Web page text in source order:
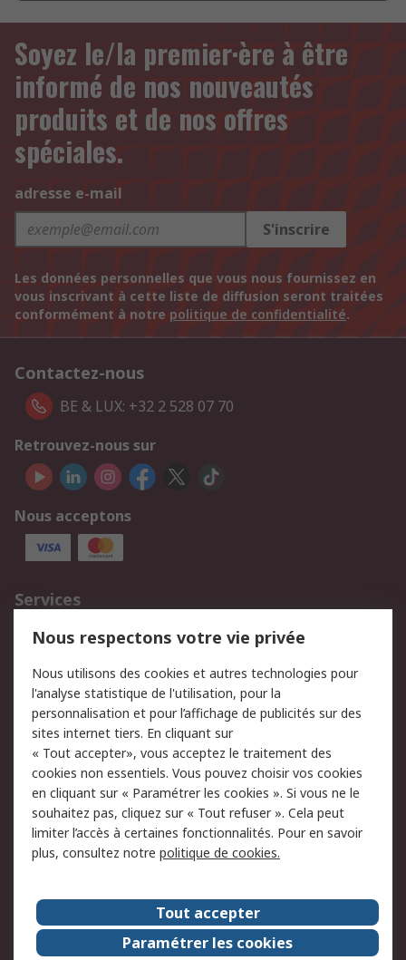
Soyez le/la premier·ère à être
informé de nos nouveautés
produits et de nos offres
spéciales.
adresse e-mail
S'inscrire
Les données personnelles que vous nous fournissez en
vous inscrivant à cette liste de diffusion seront traitées
conformément à notre politique de confidentialité.
Contactez-nous
BE & LUX: +32 2 528 07 70
Retrouvez-nous sur
Nous acceptons
Services
750.000 produits
2.500 marques
Retours
Support technique
Track & trace
Legal
Politique de cookies
Sécurité des e-mails
Politique de protection
des données - Mise à
jour
Conditions générales
de vente
A propos de RS
Le groupe RS Group
A propos de RS
Nous respectons votre vie privée
Nous utilisons des cookies et autres technologies pour
l'analyse statistique de l'utilisation, pour la
personnalisation et pour l’affichage de publicités sur des
sites internet tiers. En cliquant sur
« Tout accepter», vous acceptez le traitement des
cookies non essentiels. Vous pouvez choisir vos cookies
en cliquant sur « Paramétrer les cookies ». Si vous ne le
souhaitez pas, cliquez sur « Tout refuser ». Cela peut
limiter l’accès à certaines fonctionnalités. Pour en savoir
plus, consultez notre politique de cookies.
Tout accepter
Paramétrer les cookies